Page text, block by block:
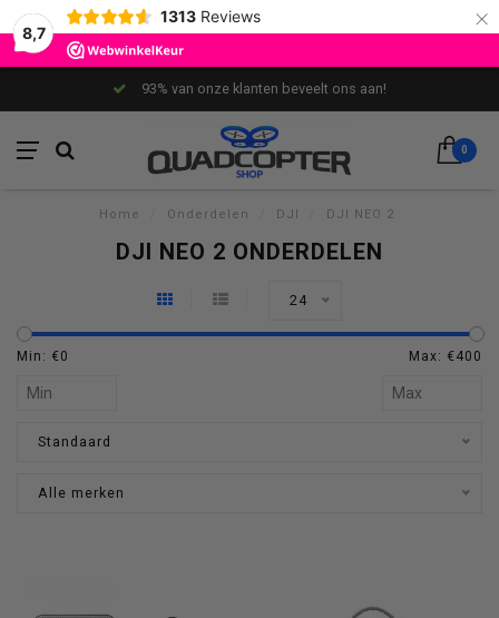
8,7
1313 Reviews ×
93% van onze klanten beveelt ons aan!
0
Home Onderdelen DJI DJI NEO 2
DJI NEO 2 ONDERDELEN
24
Min: €0 Max: €400
Standaard
Alle merken